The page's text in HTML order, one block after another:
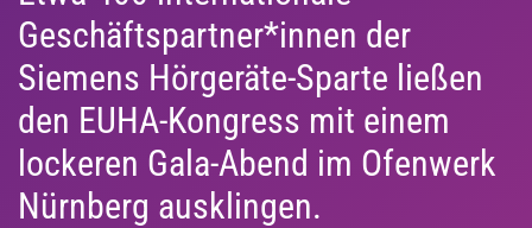
Geschäftspartner*innen der
Siemens Hörgeräte-Sparte ließen
den EUHA-Kongress mit einem
lockeren Gala-Abend im Ofenwerk
Nürnberg ausklingen.